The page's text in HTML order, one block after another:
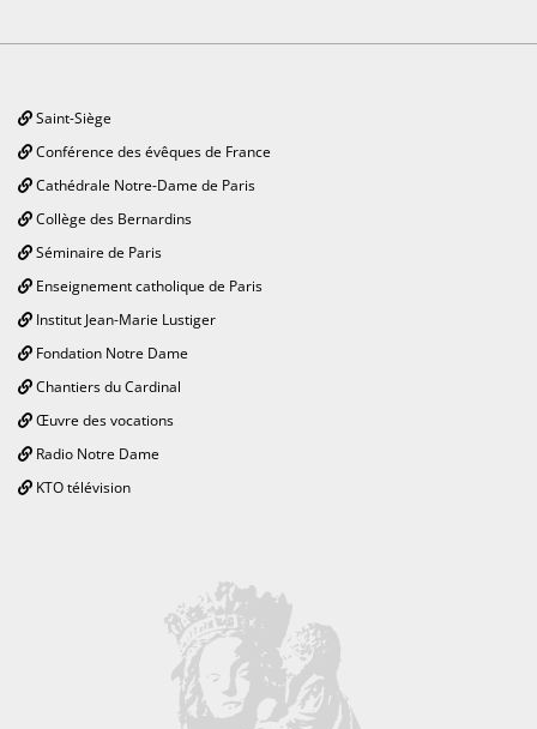
Saint-Siège
Conférence des évêques de France
Cathédrale Notre-Dame de Paris
Collège des Bernardins
Séminaire de Paris
Enseignement catholique de Paris
Institut Jean-Marie Lustiger
Fondation Notre Dame
Chantiers du Cardinal
Œuvre des vocations
Radio Notre Dame
KTO télévision